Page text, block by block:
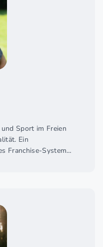
Sport im Freien
Ein
Franchise-System